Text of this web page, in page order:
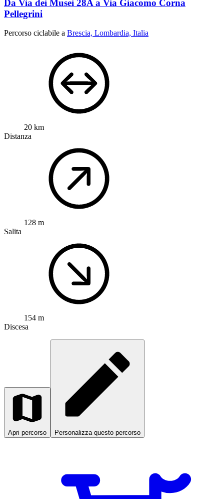
Da Via dei Musei 28A a Via Giacomo Corna
Pellegrini
Percorso ciclabile a Brescia, Lombardia, Italia
20 km
Distanza
128 m
Salita
154 m
Discesa
Apri percorso Personalizza questo percorso